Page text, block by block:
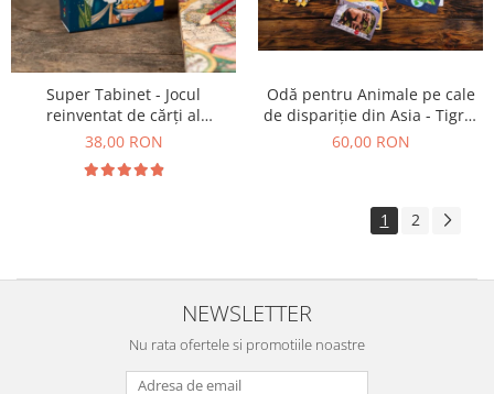
Super Tabinet - Jocul
reinventat de cărți al
copilăriei
38,00 RON
Odă pentru Animale pe cale
de dispariție din Asia - Tigrul
Siberian, Urangutanul și
60,00 RON
1 2
NEWSLETTER
Nu rata ofertele si promotiile noastre